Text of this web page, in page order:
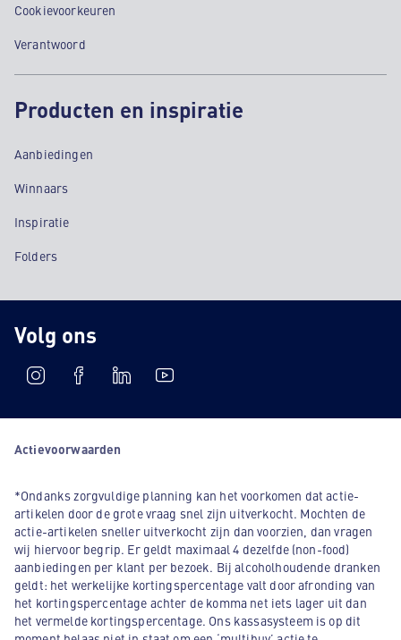
Cookievoorkeuren
Verantwoord
Producten en inspiratie
Aanbiedingen
Winnaars
Inspiratie
Folders
Volg ons
Actievoorwaarden
*Ondanks zorgvuldige planning kan het voorkomen dat actie-
artikelen door de grote vraag snel zijn uitverkocht. Mochten de
actie-artikelen sneller uitverkocht zijn dan voorzien, dan vragen
wij hiervoor begrip. Er geldt maximaal 4 dezelfde (non-food)
aanbiedingen per klant per bezoek. Bij alcoholhoudende dranken
geldt: het werkelijke kortingspercentage valt door afronding van
het kortingspercentage achter de komma net iets lager uit dan
het vermelde kortingspercentage. Ons kassasysteem is op dit